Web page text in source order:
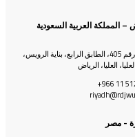
– المملكة العربية السعودية
الرويس،
العليا، الرياض
‎+‎‎966 ‎11
- مصر